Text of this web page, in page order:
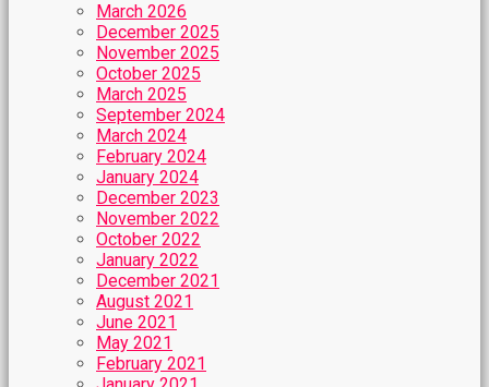
March 2026
December 2025
November 2025
October 2025
March 2025
September 2024
March 2024
February 2024
January 2024
December 2023
November 2022
October 2022
January 2022
December 2021
August 2021
June 2021
May 2021
February 2021